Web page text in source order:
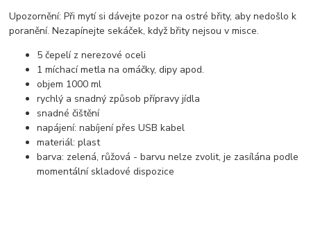
Upozornění: Při mytí si dávejte pozor na ostré břity, aby nedošlo k
poranění. Nezapínejte sekáček, když břity nejsou v misce.
5 čepelí z nerezové oceli
1 míchací metla na omáčky, dipy apod.
objem 1000 ml
rychlý a snadný způsob přípravy jídla
snadné čištění
napájení: nabíjení přes USB kabel
materiál: plast
barva: zelená, růžová - barvu nelze zvolit, je zasílána podle
momentální skladové dispozice